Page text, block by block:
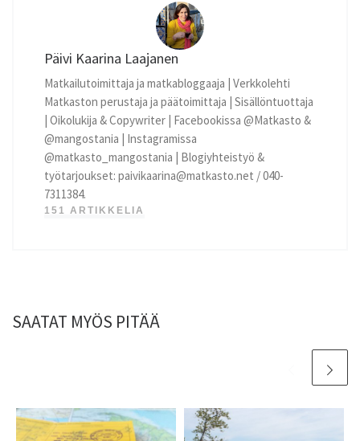
Päivi Kaarina Laajanen
Matkailutoimittaja ja matkabloggaaja | Verkkolehti
Matkaston perustaja ja päätoimittaja | Sisällöntuottaja
| Oikolukija & Copywriter | Facebookissa @Matkasto &
@mangostania | Instagramissa
@matkasto_mangostania | Blogiyhteistyö &
työtarjoukset: paivikaarina@matkasto.net / 040-
7311384.
151 ARTIKKELIA
SAATAT MYÖS PITÄÄ